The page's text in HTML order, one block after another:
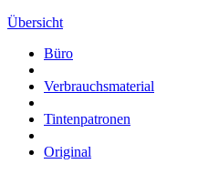
Übersicht
Büro
Verbrauchsmaterial
Tintenpatronen
Original